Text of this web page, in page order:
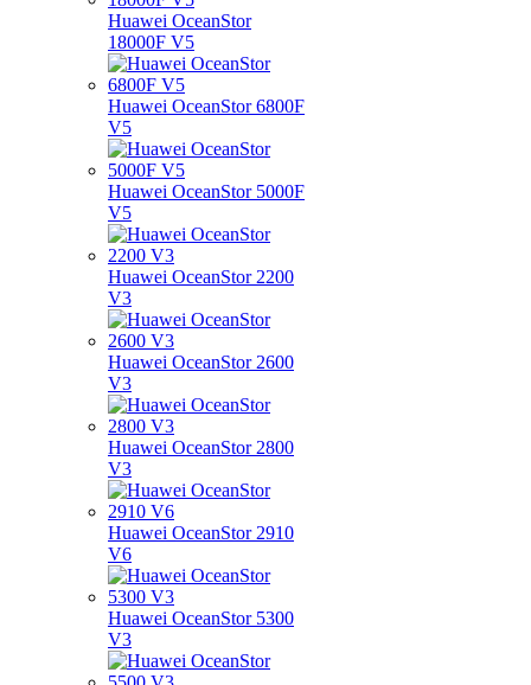
Huawei OceanStor
18000F V5
Huawei OceanStor 6800F
V5
Huawei OceanStor 5000F
V5
Huawei OceanStor 2200
V3
Huawei OceanStor 2600
V3
Huawei OceanStor 2800
V3
Huawei OceanStor 2910
V6
Huawei OceanStor 5300
V3